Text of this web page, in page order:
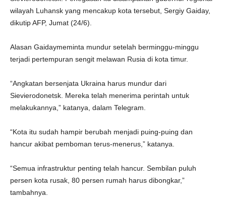
wilayah Luhansk yang mencakup kota tersebut, Sergiy Gaiday,
dikutip AFP, Jumat (24/6).
Alasan Gaidaymeminta mundur setelah berminggu-minggu
terjadi pertempuran sengit melawan Rusia di kota timur.
“Angkatan bersenjata Ukraina harus mundur dari
Sievierodonetsk. Mereka telah menerima perintah untuk
melakukannya,” katanya, dalam Telegram.
“Kota itu sudah hampir berubah menjadi puing-puing dan
hancur akibat pemboman terus-menerus,” katanya.
“Semua infrastruktur penting telah hancur. Sembilan puluh
persen kota rusak, 80 persen rumah harus dibongkar,”
tambahnya.